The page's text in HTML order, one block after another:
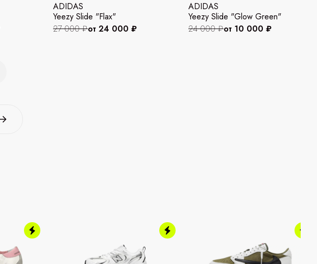
ADIDAS
Yeezy Slide "Flax"
27 000 ₽от 24 000 ₽
ADIDAS
Yeezy Slide "Glow Green"
24 000 ₽от 10 000 ₽